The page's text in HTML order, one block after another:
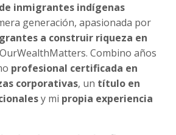
inmigrantes indígenas
generación, apasionada por
a construir riqueza en
Combino años
profesional certificada en
corporativas, un título en
y mi propia experiencia